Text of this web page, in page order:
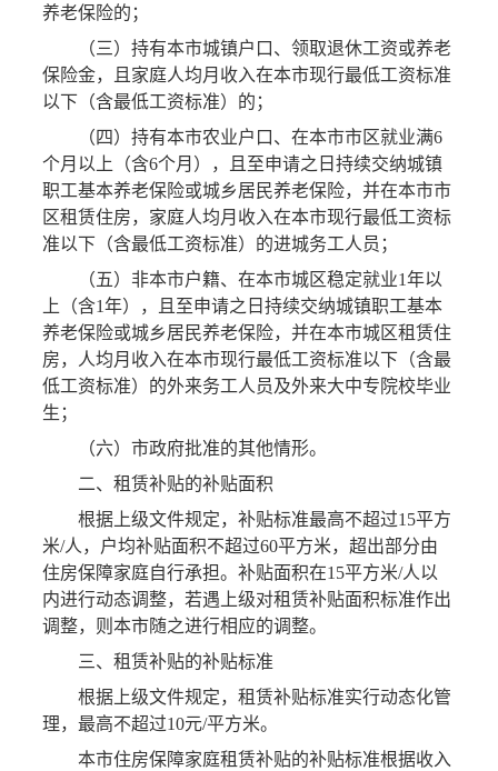
养老保险的；
（三）持有本市城镇户口、领取退休工资或养老
保险金，且家庭人均月收入在本市现行最低工资标准
以下（含最低工资标准）的；
（四）持有本市农业户口、在本市市区就业满6
个月以上（含6个月），且至申请之日持续交纳城镇
职工基本养老保险或城乡居民养老保险，并在本市市
区租赁住房，家庭人均月收入在本市现行最低工资标
准以下（含最低工资标准）的进城务工人员；
（五）非本市户籍、在本市城区稳定就业1年以
上（含1年），且至申请之日持续交纳城镇职工基本
养老保险或城乡居民养老保险，并在本市城区租赁住
房，人均月收入在本市现行最低工资标准以下（含最
低工资标准）的外来务工人员及外来大中专院校毕业
生；
（六）市政府批准的其他情形。
二、租赁补贴的补贴面积
根据上级文件规定，补贴标准最高不超过15平方
米/人，户均补贴面积不超过60平方米，超出部分由
住房保障家庭自行承担。补贴面积在15平方米/人以
内进行动态调整，若遇上级对租赁补贴面积标准作出
调整，则本市随之进行相应的调整。
三、租赁补贴的补贴标准
根据上级文件规定，租赁补贴标准实行动态化管
理，最高不超过10元/平方米。
本市住房保障家庭租赁补贴的补贴标准根据收入